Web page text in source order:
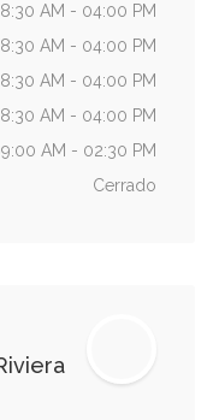
AM - 04:00 PM
AM - 04:00 PM
AM - 04:00 PM
AM - 04:00 PM
AM - 02:30 PM
Cerrado